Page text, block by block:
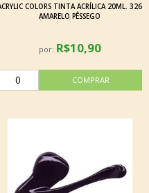
COLORS TINTA ACRÍLICA 20ML. 326
AMARELO PÊSSEGO
por: R$10,90